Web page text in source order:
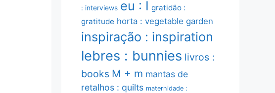
: interviews eu : I gratidão :
gratitude horta : vegetable garden
inspiração : inspiration
lebres : bunnies livros :
books M + m mantas de
retalhos : quilts maternidade :